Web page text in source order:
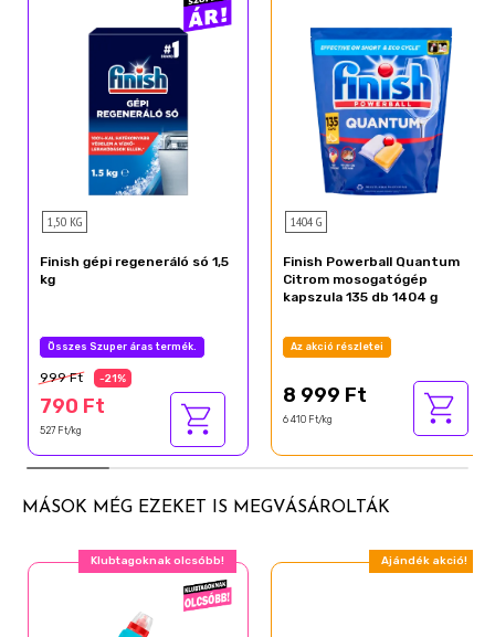
1,50 KG
Finish gépi regeneráló só 1,5
kg
Összes Szuper áras termék.
999 Ft -21%
790 Ft
527 Ft/kg
1404 G
Finish Powerball Quantum
Citrom mosogatógép
kapszula 135 db 1404 g
Az akció részletei
8 999 Ft
6 410 Ft/kg
MÁSOK MÉG EZEKET IS MEGVÁSÁROLTÁK
Klubtagoknak olcsóbb! Ajándék akció!